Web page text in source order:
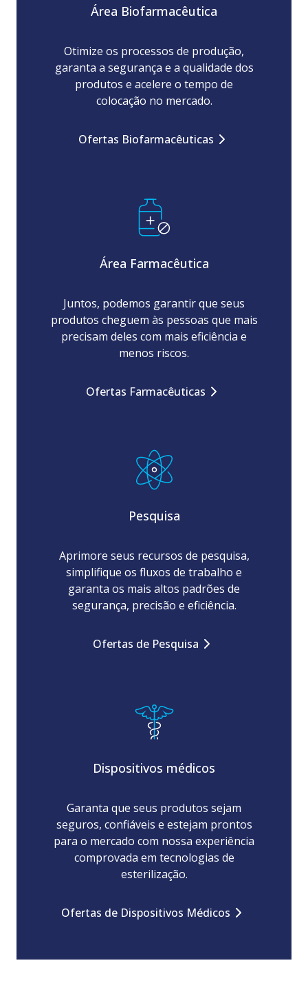
Área Biofarmacêutica
Otimize os processos de produção,
garanta a segurança e a qualidade dos
produtos e acelere o tempo de
colocação no mercado.
Ofertas Biofarmacêuticas
Área Farmacêutica
Juntos, podemos garantir que seus
produtos cheguem às pessoas que mais
precisam deles com mais eficiência e
menos riscos.
Ofertas Farmacêuticas
Pesquisa
Aprimore seus recursos de pesquisa,
simplifique os fluxos de trabalho e
garanta os mais altos padrões de
segurança, precisão e eficiência.
Ofertas de Pesquisa
Dispositivos médicos
Garanta que seus produtos sejam
seguros, confiáveis e estejam prontos
para o mercado com nossa experiência
comprovada em tecnologias de
esterilização.
Ofertas de Dispositivos Médicos